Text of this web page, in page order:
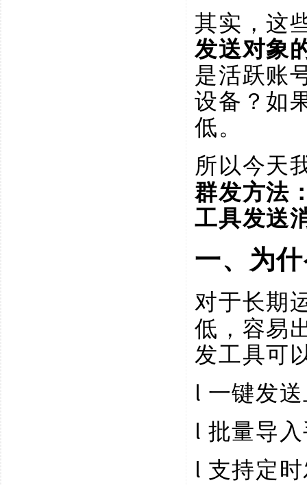
其实，这
发送对象
是活跃账
设备？如
低。
所以今天
群发方法
工具发送
一、为
对于长期
低，容易
发工具可
l 一键发
l 批量导
l 支持定